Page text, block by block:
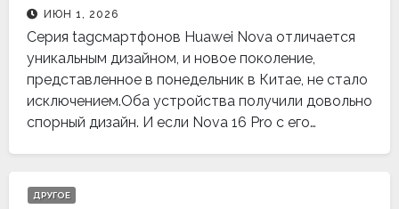
ИЮН 1, 2026
Серия tagсмартфонов Huawei Nova отличается
уникальным дизайном, и новое поколение,
представленное в понедельник в Китае, не стало
исключением.Оба устройства получили довольно
спорный дизайн. И если Nova 16 Pro с его…
ДРУГОЕ